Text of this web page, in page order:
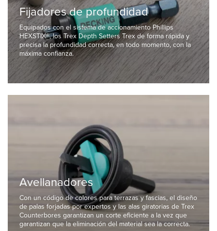
Fijadores de profundidad
Equipados con el sistema de accionamiento Phillips
HEXSTIX®, los Trex Depth Setters Trex de forma rápida y
precisa la profundidad correcta, en todo momento, con la
máxima confianza.
Avellanadores
Con un código de colores para terrazas y fascias, el diseño
de palas forjadas por expertos y las alas giratorias de Trex
Counterbores garantizan un corte eficiente a la vez que
garantizan que la eliminación del material sea la correcta.